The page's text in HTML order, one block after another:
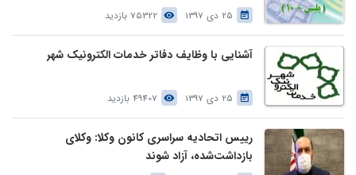
25 دی 1397 75322 بازدید
آشنایی با وظایف دفاتر خدمات الکترونیک شهر
25 دی 1397 49407 بازدید
رییس اتحادیه سراسری کانون وکلا: وکلای
بازداشت‌شده، آزاد شوند